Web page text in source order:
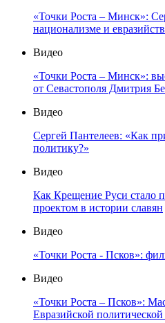
«Точки Роста – Минск»:
национализме и
Видео
«Точки Роста – Минск»:
от Севастополя Дмитрия
Видео
Сергей Пантелеев: «Как
политику?»
Видео
Как Крещение Руси стало
проектом в истории славян
Видео
«Точки Роста - Псков»:
Видео
«Точки Роста – Псков»:
Евразийской